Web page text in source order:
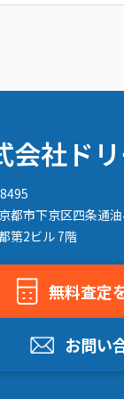
会社ド
都市下京区四条通
第2ビル 7階
無料査定
お問い